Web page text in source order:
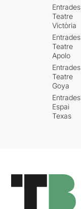
Entrades
Teatre
Victòria
Entrades
Teatre
Apolo
Entrades
Teatre
Goya
Entrades
Espai
Texas